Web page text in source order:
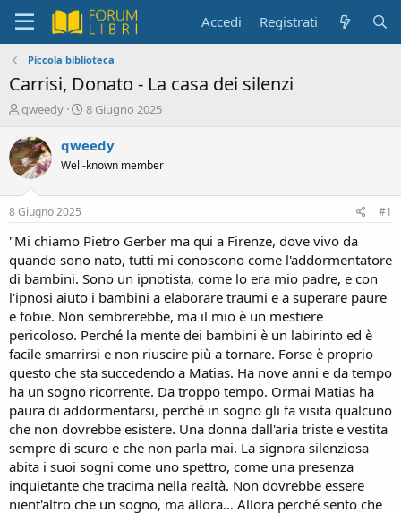
Accedi Registrati
Piccola biblioteca
Carrisi, Donato - La casa dei silenzi
C
e
a
t
r
e
D
s
c
u
s
s
i
n
e
qweedy
D
t
a
d
i
i
o
8 Giugno 2025
qweedy
Well-known member
8 Giugno 2025 #1
"Mi chiamo Pietro Gerber ma qui a Firenze, dove vivo da
quando sono nato, tutti mi conoscono come l'addormentatore
di bambini. Sono un ipnotista, come lo era mio padre, e con
l'ipnosi aiuto i bambini a elaborare traumi e a superare paure
e fobie. Non sembrerebbe, ma il mio è un mestiere
pericoloso. Perché la mente dei bambini è un labirinto ed è
facile smarrirsi e non riuscire più a tornare. Forse è proprio
questo che sta succedendo a Matias. Ha nove anni e da tempo
ha un sogno ricorrente. Da troppo tempo. Ormai Matias ha
paura di addormentarsi, perché in sogno gli fa visita qualcuno
che non dovrebbe esistere. Una donna dall'aria triste e vestita
sempre di scuro e che non parla mai. La signora silenziosa
abita i suoi sogni come uno spettro, come una presenza
inquietante che tracima nella realtà. Non dovrebbe essere
nient'altro che un sogno, ma allora… Allora perché sento che